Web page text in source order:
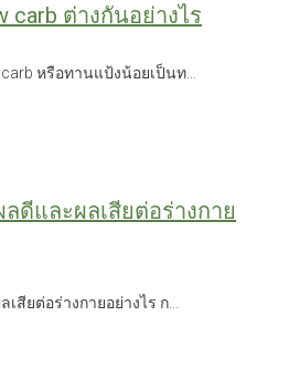
ต่างกันอย่างไร
หรือทานแป้งน้อยเป็นท...
ดีและผลเสียต่อร่างกาย
สียต่อร่างกายอย่างไร ก...